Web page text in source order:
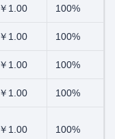
￥1.00 100%
￥1.00 100%
￥1.00 100%
￥1.00 100%
￥1.00 100%